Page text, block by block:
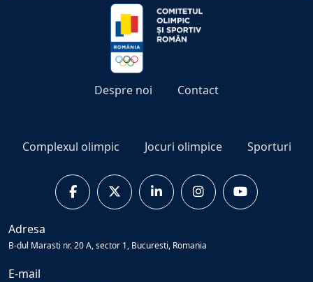
Despre noi Contact
Complexul olimpic Jocuri olimpice Sporturi
Adresa
B-dul Marasti nr. 20 A, sector 1, Bucuresti, Romania
E-mail